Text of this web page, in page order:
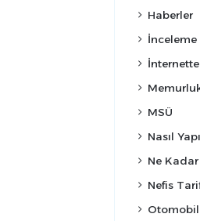
Haberler
İnceleme
MSÜ
Nasıl
Ne Kadar
Nefis
Otomobil